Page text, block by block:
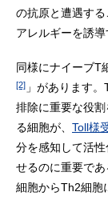
の抗原と遭遇す
アレルギーを誘導
同様にナイーブT
[2] 」があります
排除に重要な役
る細胞が、 Toll様
分を感知して活
せるのに重要で
細胞からTh2細胞